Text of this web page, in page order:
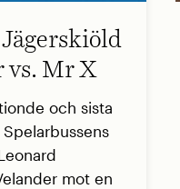
vs. Mr X
och sista
mot en